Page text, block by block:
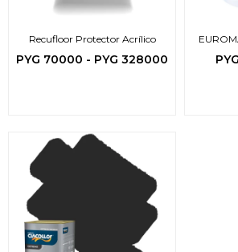
Recufloor Protector Acrílico
PYG 70000 - PYG 328000 PYG